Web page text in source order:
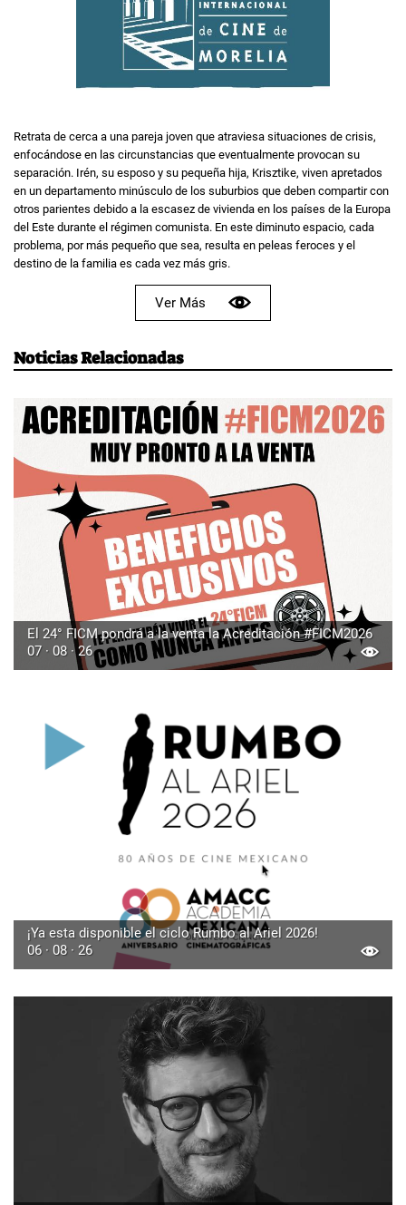
Retrata de cerca a una pareja joven que atraviesa situaciones de crisis,
enfocándose en las circunstancias que eventualmente provocan su
separación. Irén, su esposo y su pequeña hija, Krisztike, viven apretados
en un departamento minúsculo de los suburbios que deben compartir con
otros parientes debido a la escasez de vivienda en los países de la Europa
del Este durante el régimen comunista. En este diminuto espacio, cada
problema, por más pequeño que sea, resulta en peleas feroces y el
destino de la familia es cada vez más gris.
Ver Más
Noticias Relacionadas
El 24° FICM pondrá a la venta la Acreditación #FICM2026
07 · 08 · 26
¡Ya esta disponible el ciclo Rumbo al Ariel 2026!
06 · 08 · 26